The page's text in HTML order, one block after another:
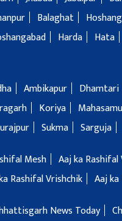
Balaghat
Harda Hata
Ambikapur Dhamtari
Koriya
Sukma Sarguja
Mesh Aaj ka
Rashifal Vrishchik Aaj
News Today